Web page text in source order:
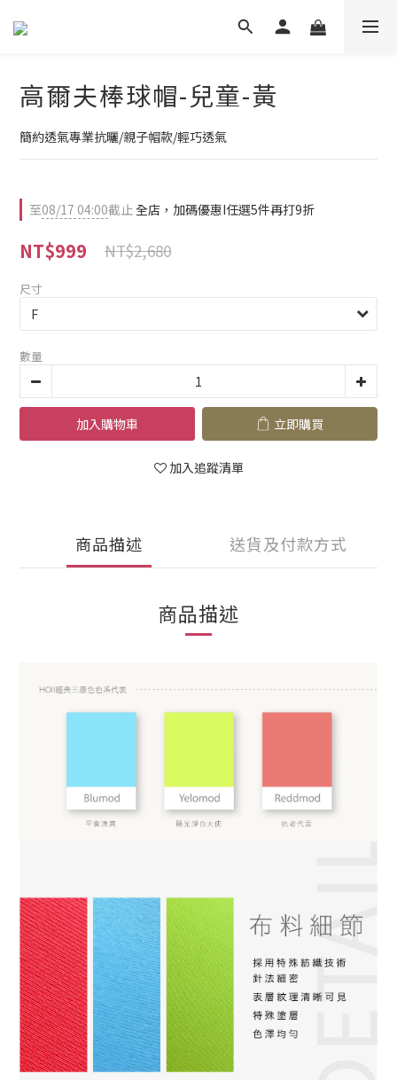
高爾夫棒球帽-兒童-黃
簡約透氣專業抗曬/親子帽款/輕巧透氣
至08/17 04:00截止全店，加碼優惠I任選5件再打9折
NT$999 NT$2,680
尺寸
數量
加入購物車 立即購買
加入追蹤清單
商品描述 送貨及付款方式
商品描述